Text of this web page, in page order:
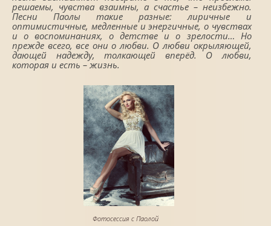
решаемы, чувства взаимны, а счастье – неизбежно.
Песни Паолы такие разные: лиричные и
оптимистичные, медленные и энергичные, о чувствах
и о воспоминаниях, о детстве и о зрелости… Но
прежде всего, все они о любви. О любви окрыляющей,
дающей надежду, толкающей вперёд. О любви,
которая и есть – жизнь.
Фотосессия с Паолой